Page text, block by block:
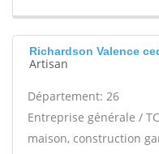
Richardson Valence
Artisan
Département: 26
Entreprise générale /
maison, construction